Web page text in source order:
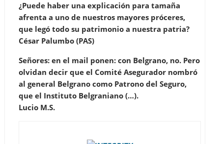
¿Puede haber una explicación para tamaña
afrenta a uno de nuestros mayores próceres,
que legó todo su patrimonio a nuestra patria?
César Palumbo (PAS)
Señores: en el mail ponen: con Belgrano, no. Pero
olvidan decir que el Comité Asegurador nombró
al general Belgrano como Patrono del Seguro,
que el Instituto Belgraniano (…).
Lucio M.S.